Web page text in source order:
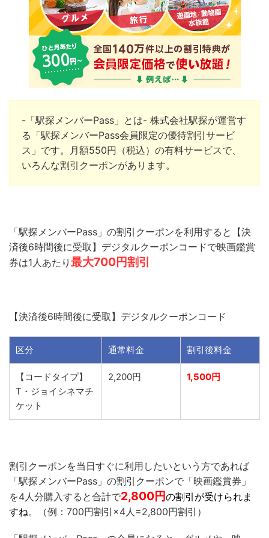
-「駅探メンバーPass」とは- 株式会社駅探が運営す
る「駅探メンバーPass会員限定の優待割引サービ
ス」です。月額550円（税込）の有料サービスで、
いろんな割引クーポンがあります。
「駅探メンバーPass」の割引クーポンを利用すると【決
済後6時間後に受取】デジタルクーポンコードで映画鑑賞
券は1人あたり 最大700円割引
【決済後6時間後に受取】デジタルクーポンコード
区分 通常料金 割引後料金
【コードタイプ】
T・ジョイシネマチ
ケット
2,200円 1,500円
割引クーポンを当日すぐに利用したいという方であれば
「駅探メンバーPass」の割引クーポンで「映画鑑賞券」
を4人分購入すると合計で2,800円の割引が受けられま
すね。（例：700円割引×4人=2,800円割引）